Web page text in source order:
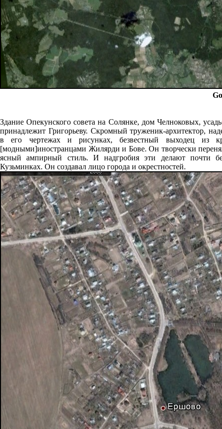
Здание Опекунского совета на Солянке, дом Челноковых,
принадлежит Григорьеву. Скромный труженик-архитектор,
в его чертежах и рисунках, безвестный выходец из
[модными]иностранцами Жилярди и Бове. Он творчески
ясный ампирный стиль. И надгробия эти делают почти
Кузьминках. Он создавал лицо города и окрестностей.